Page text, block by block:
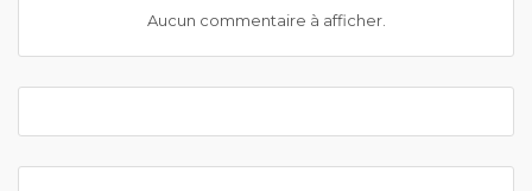
Aucun commentaire à afficher.